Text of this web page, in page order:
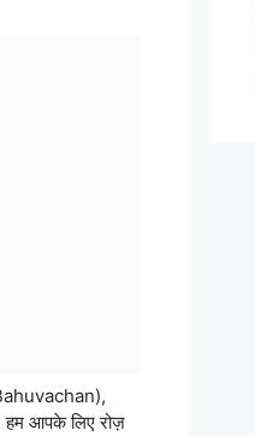
आपके लिए रोज़